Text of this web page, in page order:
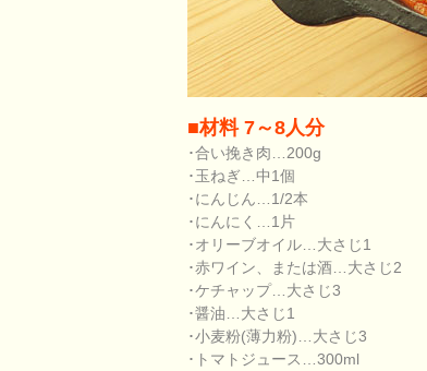
■材料 7～8人分
･合い挽き肉…200g
･玉ねぎ…中1個
･にんじん…1/2本
･にんにく…1片
･オリーブオイル…大さじ1
･赤ワイン、または酒…大さじ2
･ケチャップ…大さじ3
･醤油…大さじ1
･小麦粉(薄力粉)…大さじ3
･トマトジュース…300ml